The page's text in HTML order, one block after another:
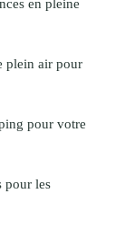
en pleine
plein air pour
pour votre
pour les